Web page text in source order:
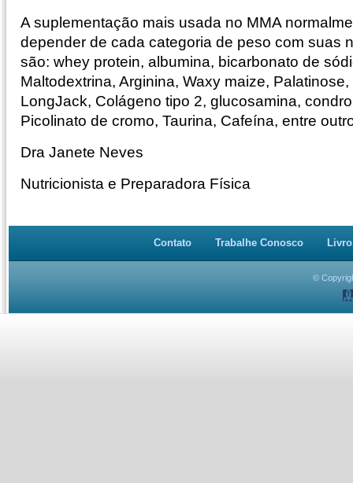
A suplementação mais usada no MMA
depender de cada categoria de peso com suas
são: whey protein, albumina, bicarbonato de
Maltodextrina, Arginina, Waxy maize,
LongJack, Colágeno tipo 2, glucosamina,
Picolinato de cromo, Taurina, Cafeína, entre
Dra Janete Neves
Nutricionista e Preparadora Física
Contato Trabalhe Conosco
©